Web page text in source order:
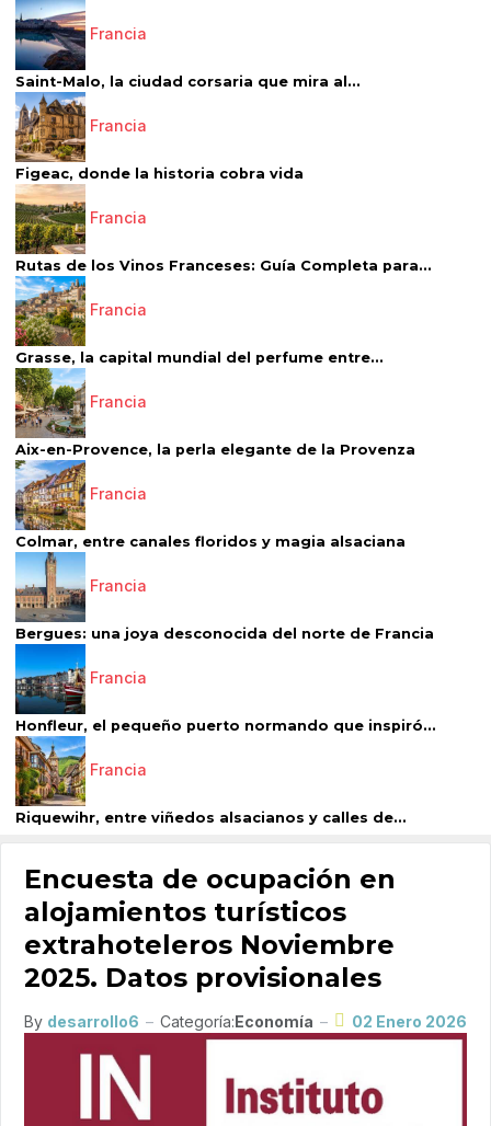
Francia
Saint-Malo, la ciudad corsaria que mira al...
Francia
Figeac, donde la historia cobra vida
Francia
Rutas de los Vinos Franceses: Guía Completa para...
Francia
Grasse, la capital mundial del perfume entre...
Francia
Aix-en-Provence, la perla elegante de la Provenza
Francia
Colmar, entre canales floridos y magia alsaciana
Francia
Bergues: una joya desconocida del norte de Francia
Francia
Honfleur, el pequeño puerto normando que inspiró...
Francia
Riquewihr, entre viñedos alsacianos y calles de...
Encuesta de ocupación en
alojamientos turísticos
extrahoteleros Noviembre
2025. Datos provisionales
By desarrollo6 Categoría:Economía 02 Enero 2026